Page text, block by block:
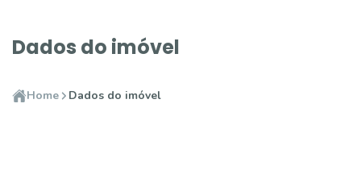
Dados do imóvel
Home Dados do imóvel